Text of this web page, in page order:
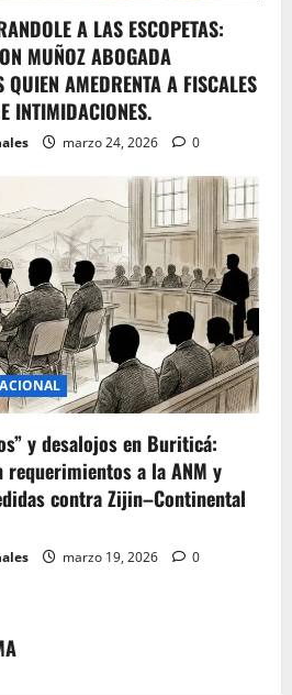
A LAS ESCOPETAS:
MUÑOZ ABOGADA
AMEDRENTA A FISCALES
INTIMIDACIONES.
marzo 24, 2026 0
y desalojos en Buriticá:
requerimientos a la ANM y
contra Zijin–Continental
marzo 19, 2026 0